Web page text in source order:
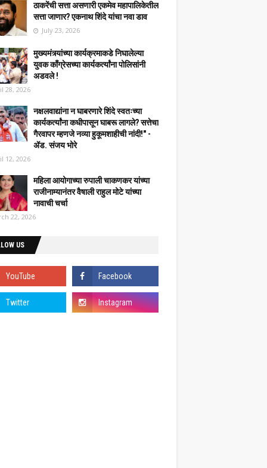
ठाकरेंची सत्ता असणारी एकमेव महापालिकेतील
सत्ता जाणार? एकनाथ शिंदे यांचा नवा डाव
July 23, 2026
मुख्यमंत्र्यांच्या कार्यक्रमाकडे निघालेल्या
युवक काँग्रेसच्या कार्यकर्त्यांना पोलिसांनी
अडवले !
28, 2026
नक्षलवाद्यांना न घाबरणारे शिंदे स्वतःच्या
कार्यकर्त्यांना कधीपासून घाबरू लागले? सत्तेचा
गैरवापर म्हणजे नव्या हुकूमशाहीची नांदी!" -
ॲड. संजय भोरे
12, 2026
महिला आयोगाच्या रुपाली चाकणकर यांच्या
राजीनाम्यानंतर वैषाली राहुल मोटे यांच्या
नावाची चर्चा
22, 2026
US